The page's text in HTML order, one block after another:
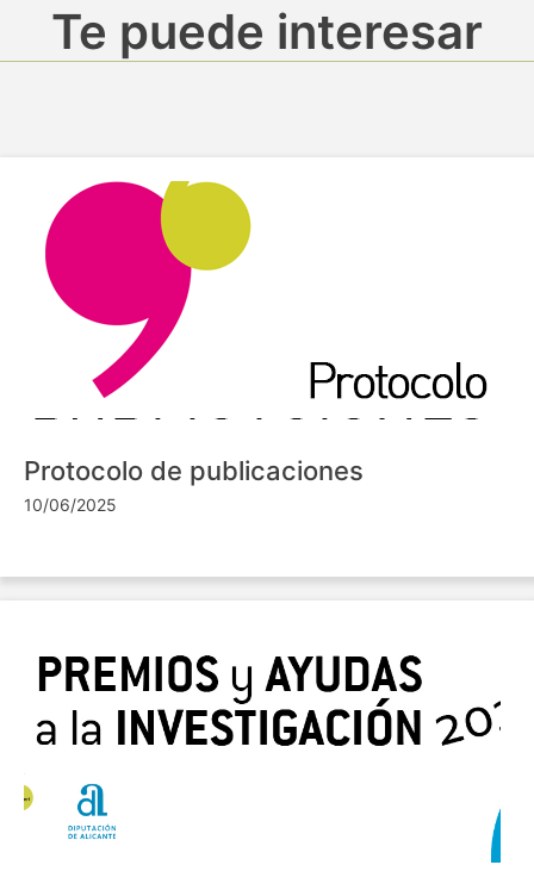
Te puede interesar
Protocolo de publicaciones
10/06/2025